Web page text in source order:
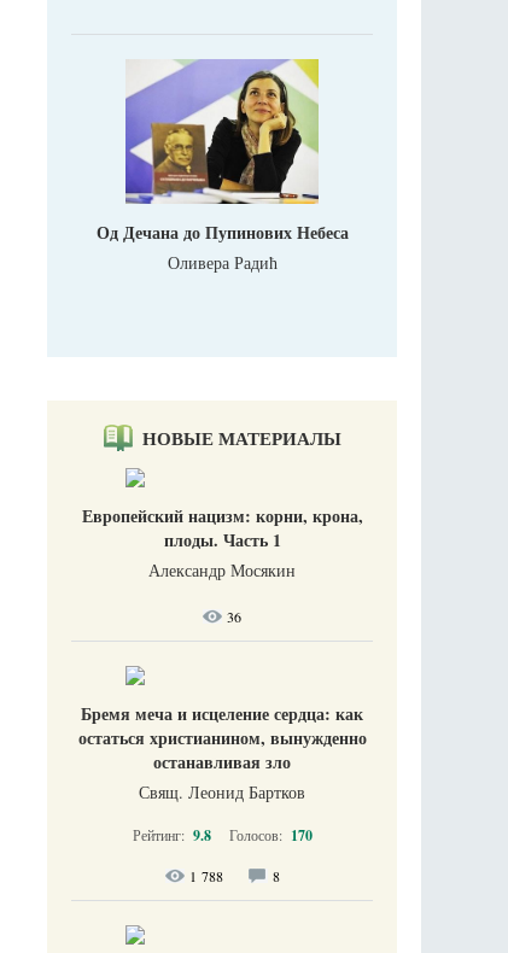
Од Дечана до Пупинових Небеса
Оливера Радић
НОВЫЕ МАТЕРИАЛЫ
Европейский нацизм: корни, крона,
плоды. Часть 1
Александр Мосякин
36
Бремя меча и исцеление сердца: как
остаться христианином, вынужденно
останавливая зло
Свящ. Леонид Бартков
Рейтинг: 9.8 Голосов: 170
1 788 8